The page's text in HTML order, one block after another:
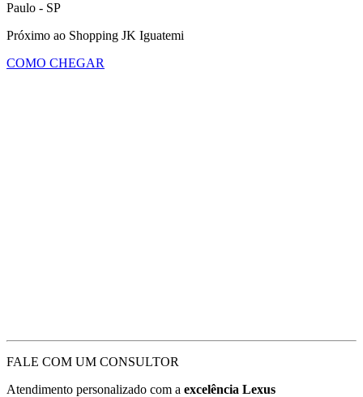
Paulo - SP
Próximo ao Shopping JK Iguatemi
COMO CHEGAR
FALE COM UM CONSULTOR
Atendimento personalizado com a excelência Lexus